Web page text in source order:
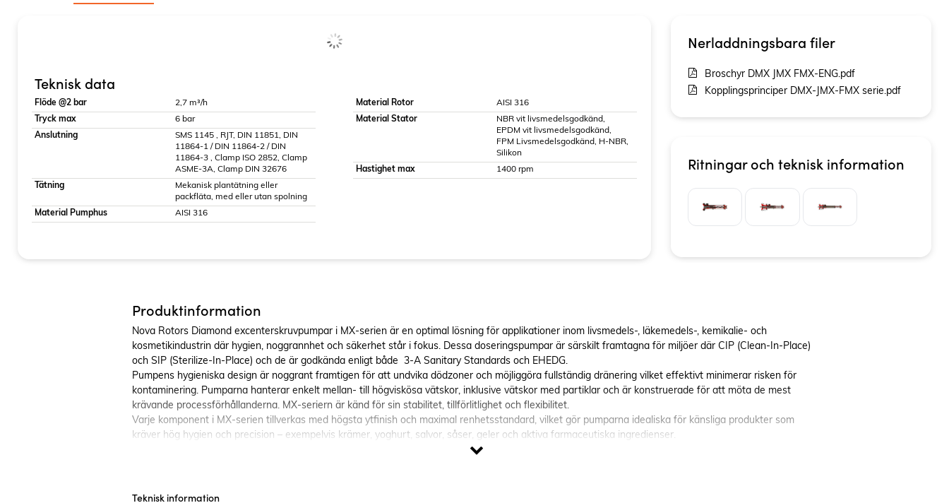
Teknisk data
Flöde @2 bar
2,7 m³/h
Tryck max
6 bar
Anslutning
SMS 1145 , RJT, DIN 11851, DIN
11864-1 / DIN 11864-2 / DIN
11864-3 , Clamp ISO 2852, Clamp
ASME-3A, Clamp DIN 32676
Tätning
Mekanisk plantätning eller
packfläta, med eller utan spolning
Material Pumphus
AISI 316
Material Rotor
AISI 316
Material Stator
NBR vit livsmedelsgodkänd,
EPDM vit livsmedelsgodkänd,
FPM Livsmedelsgodkänd, H-NBR,
Silikon
Hastighet max
1400 rpm
Nerladdningsbara filer
Broschyr DMX JMX FMX-ENG.pdf
Kopplingsprinciper DMX-JMX-FMX serie.pdf
Ritningar och teknisk information
Produktinformation
Nova Rotors Diamond excenterskruvpumpar i MX-serien är en optimal lösning för applikationer inom livsmedels-, läkemedels-, kemikalie- och
kosmetikindustrin där hygien, noggrannhet och säkerhet står i fokus. Dessa doseringspumpar är särskilt framtagna för miljöer där CIP (Clean-In-Place)
och SIP (Sterilize-In-Place) och de är godkända enligt både 3-A Sanitary Standards och EHEDG.
Pumpens hygieniska design är noggrant framtigen för att undvika dödzoner och möjliggöra fullständig dränering vilket effektivt minimerar risken för
kontaminering. Pumparna hanterar enkelt mellan- till högviskösa vätskor, inklusive vätskor med partiklar och är konstruerade för att möta de mest
krävande processförhållanderna. MX-seriern är känd för sin stabilitet, tillförlitlighet och flexibilitet.
Varje komponent i MX-serien tillverkas med högsta ytfinish och maximal renhetsstandard, vilket gör pumparna idealiska för känsliga produkter som
kräver hög hygien och precision – exempelvis krämer, yoghurt, salvor, såser, geler och aktiva farmaceutiska ingredienser.
Certifierad enligt 3-A Standard och EHEDG
Teknisk information